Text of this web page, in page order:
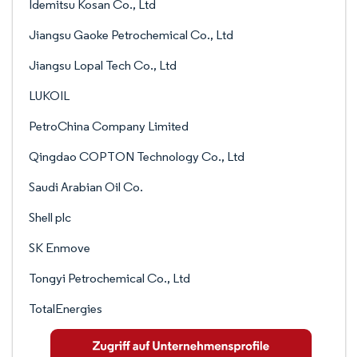
Idemitsu Kosan Co., Ltd
Jiangsu Gaoke Petrochemical Co., Ltd
Jiangsu Lopal Tech Co., Ltd
LUKOIL
PetroChina Company Limited
Qingdao COPTON Technology Co., Ltd
Saudi Arabian Oil Co.
Shell plc
SK Enmove
Tongyi Petrochemical Co., Ltd
TotalEnergies